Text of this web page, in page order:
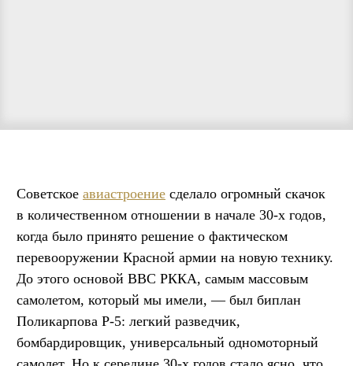
Советское авиастроение сделало огромный скачок
в количественном отношении в начале 30-х годов,
когда было принято решение о фактическом
перевооружении Красной армии на новую технику.
До этого основой ВВС РККА, самым массовым
самолетом, который мы имели, — был биплан
Поликарпова Р-5: легкий разведчик,
бомбардировщик, универсальный одномоторный